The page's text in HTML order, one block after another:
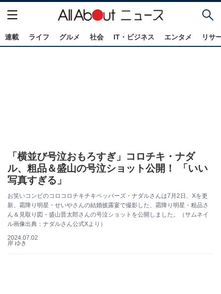
連載 ライフ グルメ 社会 IT・ビジネス エンタメ リサ
「横並び号泣おもろすぎ」コロチキ・ナダ
ル、粗品＆盛山の号泣ショット公開！ 「いい
写真すぎる」
お笑いコンビのコロコロチキチキペッパーズ・ナダルさんは7月2日、Xを更
新。霜降り明星・せいやさんの結婚披露宴で撮影した、霜降り明星・粗品さ
ん＆見取り図・盛山晋太郎さんの号泣ショットを公開しました。（サムネイ
ル画像出典：ナダルさん公式Xより）
2024.07.02
岸 ゆき